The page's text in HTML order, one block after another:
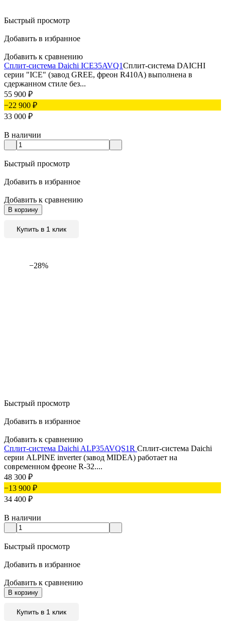
Быстрый просмотр
Добавить в избранное
Добавить к сравнению
Сплит-система Daichi ICE35AVQ1Сплит-система DAICHI
серии "ICE" (завод GREE, фреон R410A) выполнена в
сдержанном стиле без...
55 900 ₽
−22 900 ₽
33 000 ₽
В наличии
Быстрый просмотр
Добавить в избранное
Добавить к сравнению
В корзину
Купить в 1 клик
−28%
Быстрый просмотр
Добавить в избранное
Добавить к сравнению
Сплит-система Daichi ALP35AVQS1R Сплит-система Daichi
серии ALPINE inverter (завод MIDEA) работает на
современном фреоне R-32....
48 300 ₽
−13 900 ₽
34 400 ₽
В наличии
Быстрый просмотр
Добавить в избранное
Добавить к сравнению
В корзину
Купить в 1 клик